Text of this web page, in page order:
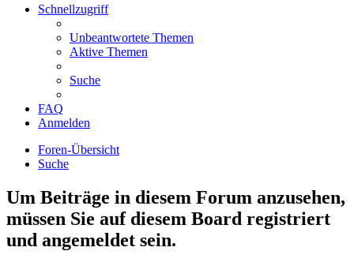
Schnellzugriff
Unbeantwortete Themen
Aktive Themen
Suche
FAQ
Anmelden
Foren-Übersicht
Suche
Um Beiträge in diesem Forum anzusehen,
müssen Sie auf diesem Board registriert
und angemeldet sein.